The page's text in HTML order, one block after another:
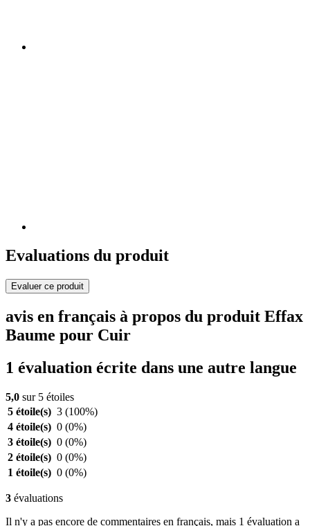
Evaluations du produit
Evaluer ce produit
avis en français à propos du produit Effax
Baume pour Cuir
1 évaluation écrite dans une autre langue
5,0 sur 5 étoiles
5 étoile(s) 3 (100%)
4 étoile(s) 0 (0%)
3 étoile(s) 0 (0%)
2 étoile(s) 0 (0%)
1 étoile(s) 0 (0%)
3 évaluations
Il n'y a pas encore de commentaires en français, mais 1 évaluation a